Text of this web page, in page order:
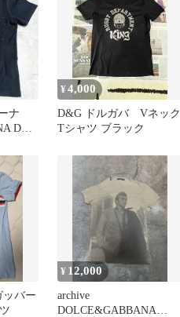
ナ
D&G
¥4,000
D&G ドルガバ Vネック
Tシャツ ブラック
バー
¥ 12,000
archive
DOLCE&GABBANA